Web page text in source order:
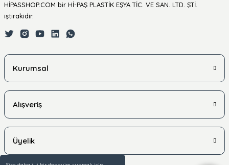
HİPASSHOP.COM bir Hİ-PAŞ PLASTİK EŞYA TİC. VE SAN. LTD. ŞTİ.
iştirakidir.
Kurumsal
Alışveriş
Üyelik